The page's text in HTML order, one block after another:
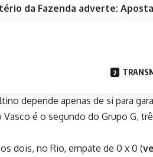
da Fazenda adverte:
depende apenas de si para
é o segundo do Grupo G,
dois, no Rio, empate de 0 x 0 (